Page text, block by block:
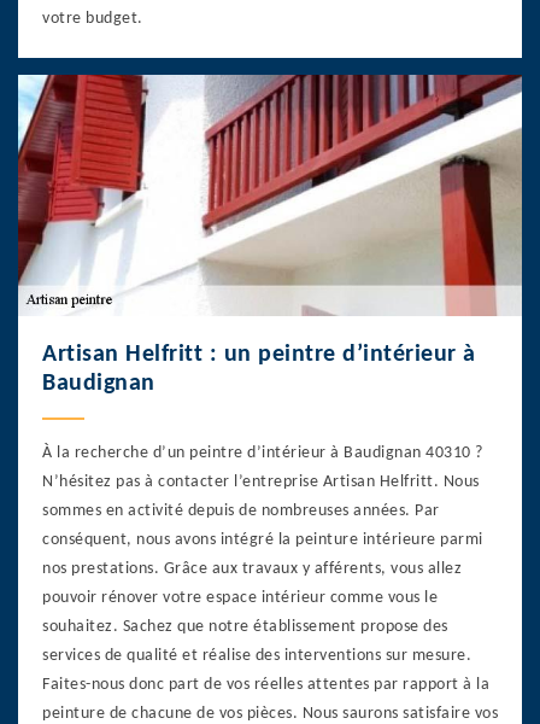
votre budget.
Artisan Helfritt : un peintre d’intérieur à
Baudignan
À la recherche d’un peintre d’intérieur à Baudignan 40310 ?
N’hésitez pas à contacter l’entreprise Artisan Helfritt. Nous
sommes en activité depuis de nombreuses années. Par
conséquent, nous avons intégré la peinture intérieure parmi
nos prestations. Grâce aux travaux y afférents, vous allez
pouvoir rénover votre espace intérieur comme vous le
souhaitez. Sachez que notre établissement propose des
services de qualité et réalise des interventions sur mesure.
Faites-nous donc part de vos réelles attentes par rapport à la
peinture de chacune de vos pièces. Nous saurons satisfaire vos